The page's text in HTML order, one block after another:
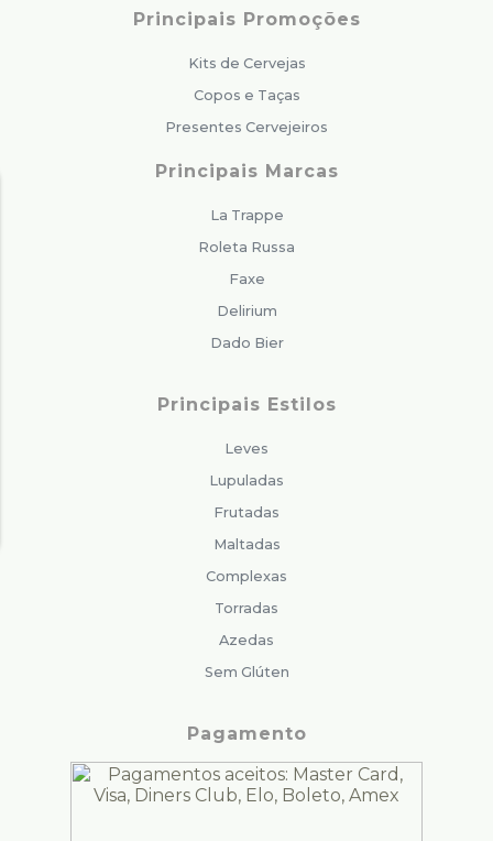
Principais Promoções
Kits de Cervejas
Copos e Taças
Presentes Cervejeiros
Principais Marcas
La Trappe
Roleta Russa
Faxe
Delirium
Dado Bier
Principais Estilos
Leves
Lupuladas
Frutadas
Maltadas
Complexas
Torradas
Azedas
Sem Glúten
Pagamento